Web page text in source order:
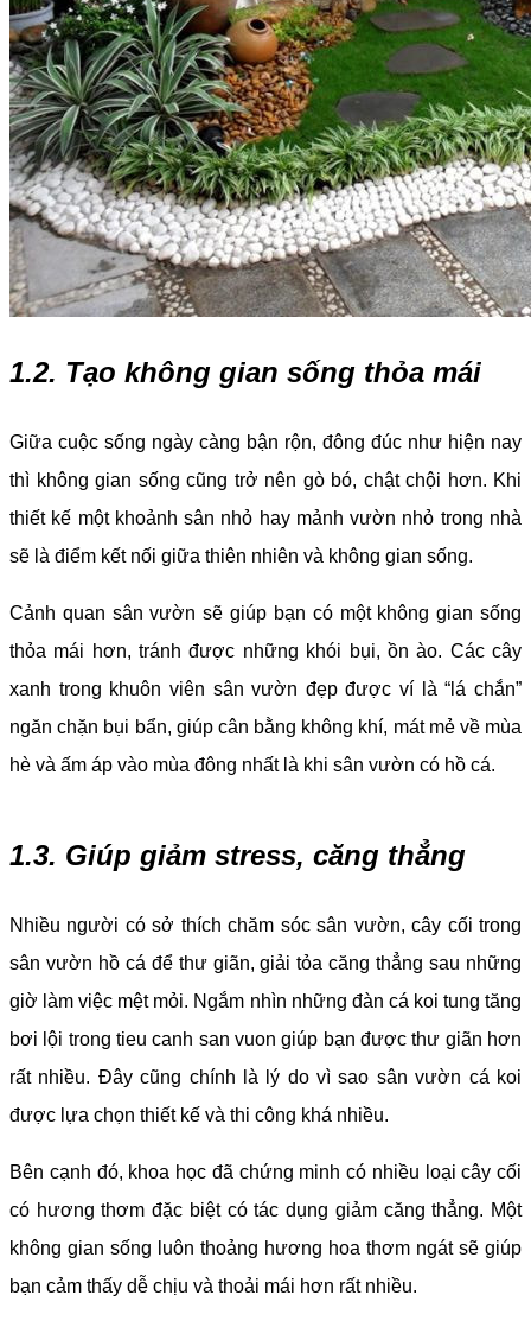
1.2. Tạo không gian sống thỏa mái
Giữa cuộc sống ngày càng bận rộn, đông đúc như hiện nay
thì không gian sống cũng trở nên gò bó, chật chội hơn. Khi
thiết kế một khoảnh sân nhỏ hay mảnh vườn nhỏ trong nhà
sẽ là điểm kết nối giữa thiên nhiên và không gian sống.
Cảnh quan sân vườn sẽ giúp bạn có một không gian sống
thỏa mái hơn, tránh được những khói bụi, ồn ào. Các cây
xanh trong khuôn viên sân vườn đẹp được ví là “lá chắn”
ngăn chặn bụi bẩn, giúp cân bằng không khí, mát mẻ về mùa
hè và ấm áp vào mùa đông nhất là khi sân vườn có hồ cá.
1.3. Giúp giảm stress, căng thẳng
Nhiều người có sở thích chăm sóc sân vườn, cây cối trong
sân vườn hồ cá để thư giãn, giải tỏa căng thẳng sau những
giờ làm việc mệt mỏi. Ngắm nhìn những đàn cá koi tung tăng
bơi lội trong tieu canh san vuon giúp bạn được thư giãn hơn
rất nhiều. Đây cũng chính là lý do vì sao sân vườn cá koi
được lựa chọn thiết kế và thi công khá nhiều.
Bên cạnh đó, khoa học đã chứng minh có nhiều loại cây cối
có hương thơm đặc biệt có tác dụng giảm căng thẳng. Một
không gian sống luôn thoảng hương hoa thơm ngát sẽ giúp
bạn cảm thấy dễ chịu và thoải mái hơn rất nhiều.